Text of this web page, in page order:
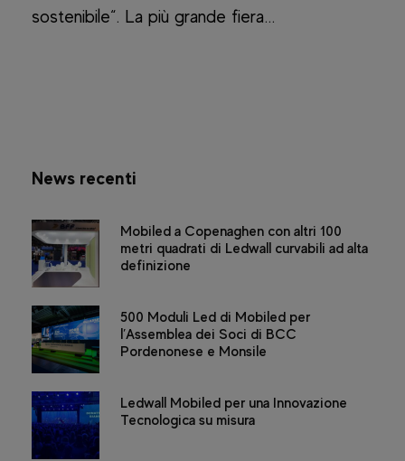
sostenibile“. La più grande fiera...
News recenti
Mobiled a Copenaghen con altri 100
metri quadrati di Ledwall curvabili ad alta
definizione
500 Moduli Led di Mobiled per
l’Assemblea dei Soci di BCC
Pordenonese e Monsile
Ledwall Mobiled per una Innovazione
Tecnologica su misura